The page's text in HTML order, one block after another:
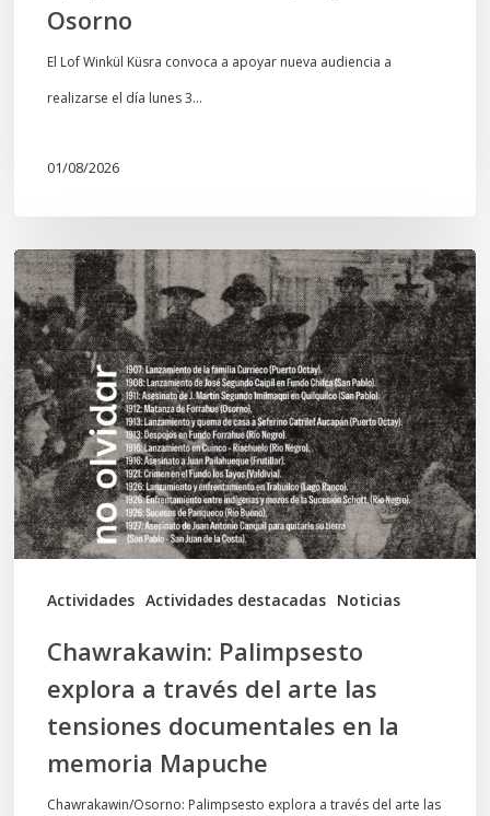
Osorno
El Lof Winkül Küsra convoca a apoyar nueva audiencia a
realizarse el día lunes 3…
01/08/2026
Actividades Actividades destacadas Noticias
Chawrakawin:
Palimpsesto
explora
a
través
del
arte
las
tensiones
documentales
memoria
Mapuche
Chawrakawin: Palimpsesto
explora a través del arte las
tensiones documentales en la
memoria Mapuche
Chawrakawin/Osorno: Palimpsesto explora a través del arte las